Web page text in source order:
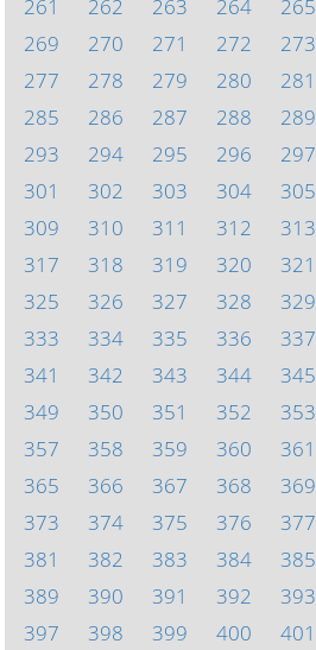
261
262 263 264 265
269
270 271 272 273
277
278 279 280 281
285
286 287 288 289
293
294 295 296 297
301
302 303 304 305
309
310 311 312 313
317
318 319 320 321
325
326 327 328 329
333
334 335 336 337
341
342 343 344 345
349
350 351 352 353
357
358 359 360 361
365
366 367 368 369
373
374 375 376 377
381
382 383 384 385
389
390 391 392 393
397
398 399 400 401